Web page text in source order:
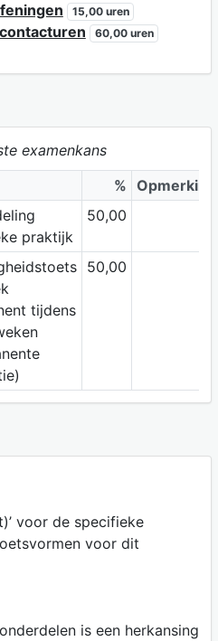
15,00 uren
60,00 uren
examenkans
% Opmerking
praktijk
50,00
tijdens
50,00
voor de specifieke
voor dit
is een herkansing